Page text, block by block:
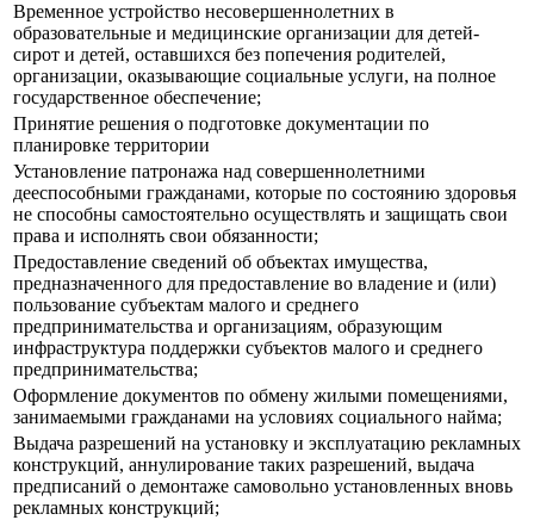
Временное устройство несовершеннолетних в
образовательные и медицинские организации для детей-
сирот и детей, оставшихся без попечения родителей,
организации, оказывающие социальные услуги, на полное
государственное обеспечение;
Принятие решения о подготовке документации по
планировке территории
Установление патронажа над совершеннолетними
дееспособными гражданами, которые по состоянию здоровья
не способны самостоятельно осуществлять и защищать свои
права и исполнять свои обязанности;
Предоставление сведений об объектах имущества,
предназначенного для предоставление во владение и (или)
пользование субъектам малого и среднего
предпринимательства и организациям, образующим
инфраструктура поддержки субъектов малого и среднего
предпринимательства;
Оформление документов по обмену жилыми помещениями,
занимаемыми гражданами на условиях социального найма;
Выдача разрешений на установку и эксплуатацию рекламных
конструкций, аннулирование таких разрешений, выдача
предписаний о демонтаже самовольно установленных вновь
рекламных конструкций;